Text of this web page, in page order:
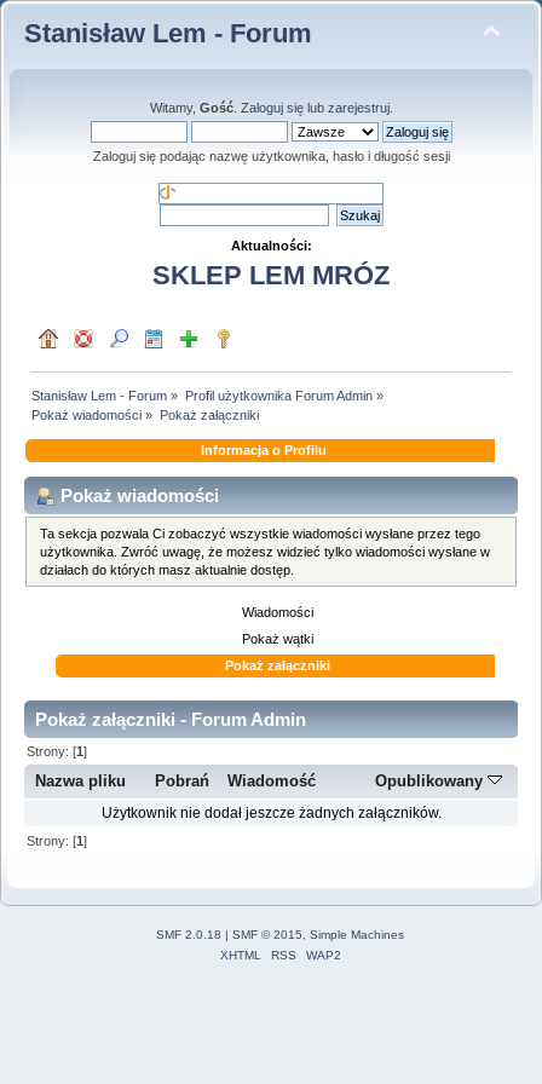
Stanisław Lem - Forum
Witamy, Gość. Zaloguj sięlub zarejestruj.
Zaloguj się podając nazwę użytkownika, hasło i długość sesji
Aktualności:
SKLEP LEM MRÓZ
Stanisław Lem - Forum » Profil użytkownika Forum Admin»
Pokaż wiadomości » Pokaż załączniki
Informacja o Profilu
Pokaż wiadomości
Ta sekcja pozwala Ci zobaczyć wszystkie wiadomości wysłane przez tego
użytkownika. Zwróć uwagę, że możesz widzieć tylko wiadomości wysłane w
działach do których masz aktualnie dostęp.
Wiadomości
Pokaż wątki
Pokaż załączniki
Pokaż załączniki - Forum Admin
Strony: [1]
Nazwa pliku Pobrań Wiadomość Opublikowany
Użytkownik nie dodał jeszcze żadnych załączników.
Strony: [1]
SMF 2.0.18 | SMF © 2015
Simple Machines
XHTML
RSS WAP2